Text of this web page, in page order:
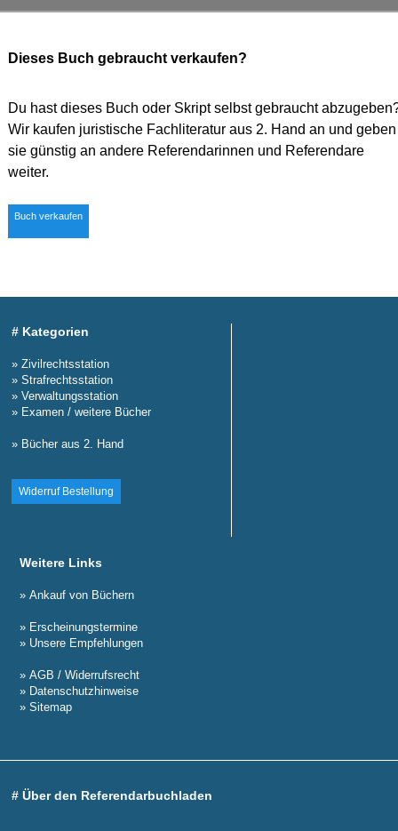
Dieses Buch gebraucht verkaufen?
Du hast dieses Buch oder Skript selbst gebraucht
Wir kaufen juristische Fachliteratur aus 2. Hand an und geben
sie günstig an andere Referendarinnen und Referendare
weiter.
Buch verkaufen
# Kategorien
» Zivilrechtsstation
» Strafrechtsstation
» Verwaltungsstation
» Examen / weitere Bücher
» Bücher aus 2. Hand
Widerruf Bestellung
Weitere Links
» Ankauf von Büchern
» Erscheinungstermine
» Unsere Empfehlungen
» AGB / Widerrufsrecht
» Datenschutzhinweise
» Sitemap
# Über den Referendarbuchladen